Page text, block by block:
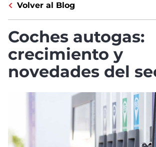
Volver al Blog
Coches autogas:
crecimiento y
novedades del